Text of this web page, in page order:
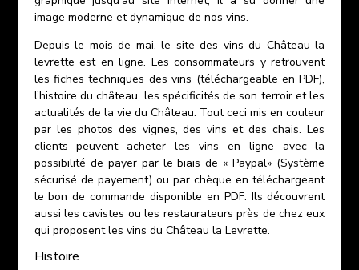
image moderne et dynamique de nos vins.
Depuis le mois de mai, le site des vins du Château la
levrette est en ligne. Les consommateurs y retrouvent
les fiches techniques des vins (téléchargeable en PDF),
l’histoire du château, les spécificités de son terroir et les
actualités de la vie du Château. Tout ceci mis en couleur
par les photos des vignes, des vins et des chais. Les
clients peuvent acheter les vins en ligne avec la
possibilité de payer par le biais de « Paypal» (Système
sécurisé de payement) ou par chèque en téléchargeant
le bon de commande disponible en PDF. Ils découvrent
aussi les cavistes ou les restaurateurs près de chez eux
qui proposent les vins du Château la Levrette.
Histoire